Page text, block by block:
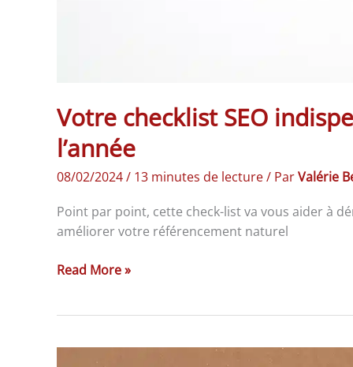
Votre checklist SEO
l’année
08/02/2024/ 13 minutes de lecture/ ParValérie
Point par point, cette check-list va vous aider à
améliorer votre référencement naturel
Read More »